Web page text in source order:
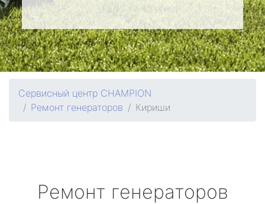
Сервисный центр CHAMPION
Ремонт генераторов
Кириши
Ремонт генераторов